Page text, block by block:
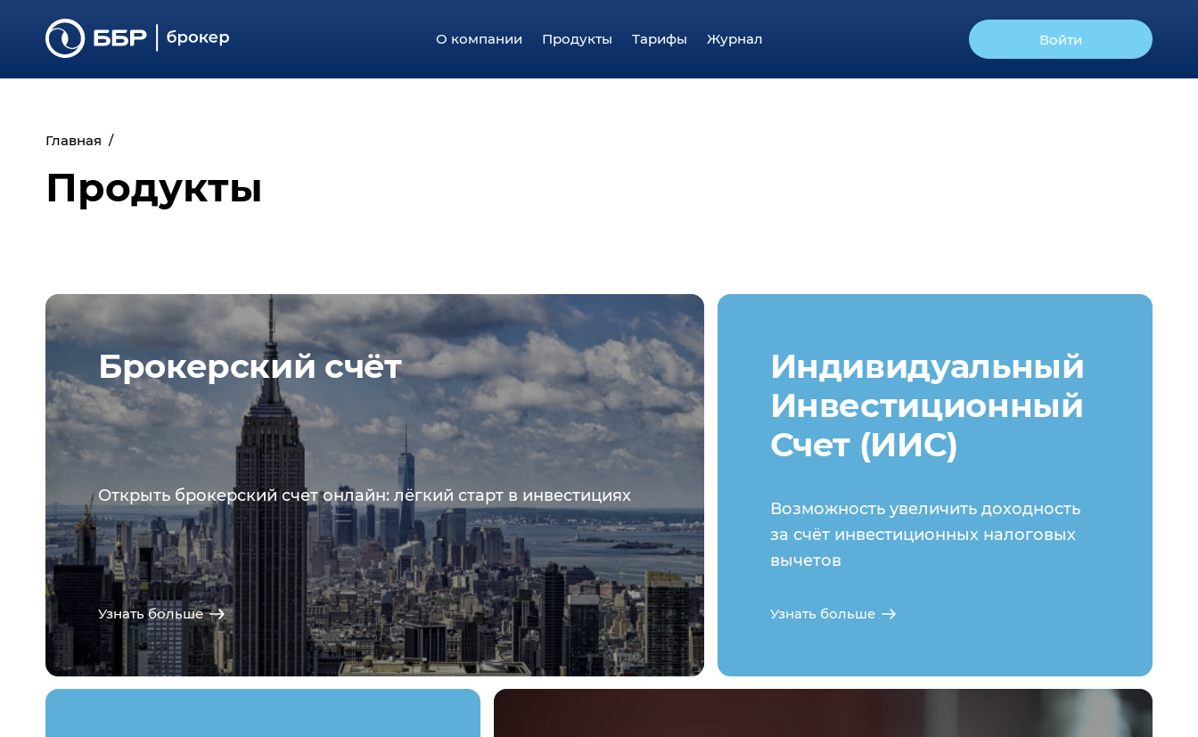
О компании Продукты Тарифы Журнал Войти
Главная
Продукты
Брокерский счёт
Открыть брокерский счет онлайн: лёгкий старт в инвестициях
Узнать больше
Индивидуальный
Инвестиционный
Счет (ИИС)
Возможность увеличить доходность
за счёт инвестиционных налоговых
вычетов
Узнать больше